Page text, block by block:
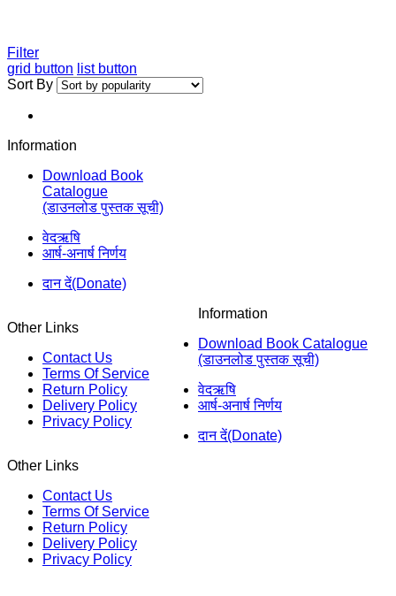
Filter
grid button list button
Sort By
Information
Download Book
Catalogue
(डाउनलोड पुस्तक सूची)
वेदऋषि
आर्ष-अनार्ष निर्णय
दान दें(Donate)
Other Links
Contact Us
Terms Of Service
Return Policy
Delivery Policy
Privacy Policy
Information
Download Book Catalogue
(डाउनलोड पुस्तक सूची)
वेदऋषि
आर्ष-अनार्ष निर्णय
दान दें(Donate)
Other Links
Contact Us
Terms Of Service
Return Policy
Delivery Policy
Privacy Policy